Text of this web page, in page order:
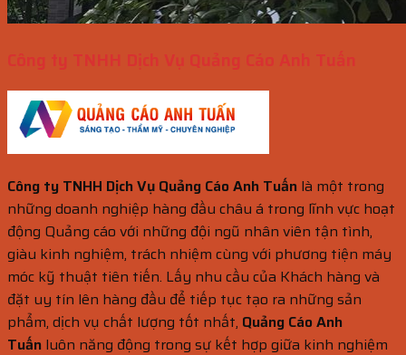
Công ty TNHH Dịch Vụ Quảng Cáo Anh Tuấn
Công ty TNHH Dịch Vụ Quảng Cáo Anh Tuấn là một trong
những doanh nghiệp hàng đầu châu á trong lĩnh vực hoạt
động Quảng cáo với những đội ngũ nhân viên tận tình,
giàu kinh nghiệm, trách nhiệm cùng với phương tiện máy
móc kỹ thuật tiên tiến. Lấy nhu cầu của Khách hàng và
đặt uy tín lên hàng đầu để tiếp tục tạo ra những sản
phẩm, dịch vụ chất lượng tốt nhất, Quảng Cáo Anh
Tuấn luôn năng động trong sự kết hợp giữa kinh nghiệm